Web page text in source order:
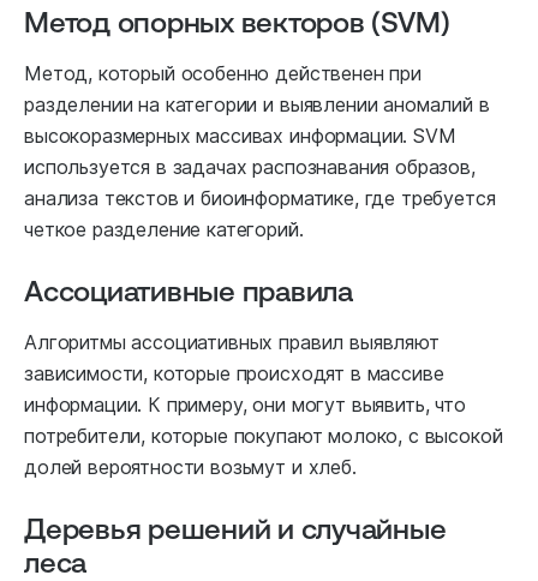
Метод опорных векторов (SVM)
Метод, который особенно действенен при
разделении на категории и выявлении аномалий в
высокоразмерных массивах информации. SVM
используется в задачах распознавания образов,
анализа текстов и биоинформатике, где требуется
четкое разделение категорий.
Ассоциативные правила
Алгоритмы ассоциативных правил выявляют
зависимости, которые происходят в массиве
информации. К примеру, они могут выявить, что
потребители, которые покупают молоко, с высокой
долей вероятности возьмут и хлеб.
Деревья решений и случайные
леса